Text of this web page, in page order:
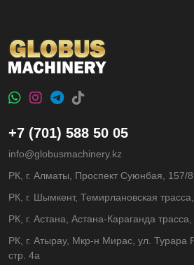
+7 (701) 588 50 05
info@globusmachinery.kz
РК, г. Алматы, Проспект Суюнбая, 157/8
РК, г. Шымкент, Темирлановская
РК, г. Астана, Астана-Караганда трасса,
РК, г. Атырау, Мкр-н Мирас, ул. Турара
стр. 4а